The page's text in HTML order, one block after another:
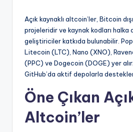
Açık kaynaklı altcoin’ler, Bitcoin
projeleridir ve kaynak kodları halka
geliştiriciler katkıda bulunabilir.
Litecoin (LTC), Nano (XNO),
(PPC) ve Dogecoin (DOGE) yer
GitHub’da aktif depolarla
Öne Çıkan
Altcoin’ler